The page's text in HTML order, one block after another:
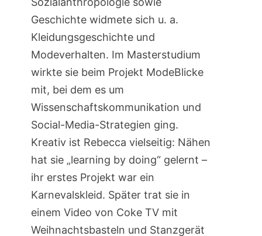
Geschichte widmete sich u. a.
Kleidungsgeschichte und
Modeverhalten. Im Masterstudium
wirkte sie beim Projekt ModeBlicke
mit, bei dem es um
Wissenschaftskommunikation und
Social-Media-Strategien ging.
Kreativ ist Rebecca vielseitig: Nähen
hat sie „learning by doing“ gelernt –
ihr erstes Projekt war ein
Karnevalskleid. Später trat sie in
einem Video von Coke TV mit
Weihnachtsbasteln und Stanzgerät